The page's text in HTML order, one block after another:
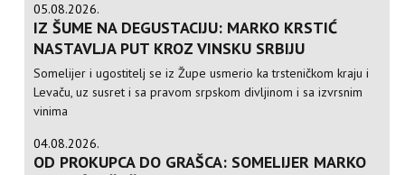
05.08.2026.
IZ ŠUME NA DEGUSTACIJU: MARKO KRSTIĆ
NASTAVLJA PUT KROZ VINSKU SRBIJU
Somelijer i ugostitelj se iz Župe usmerio ka trsteničkom kraju i
Levaču, uz susret i sa pravom srpskom divljinom i sa izvrsnim
vinima
04.08.2026.
OD PROKUPCA DO GRAŠCA: SOMELIJER MARKO